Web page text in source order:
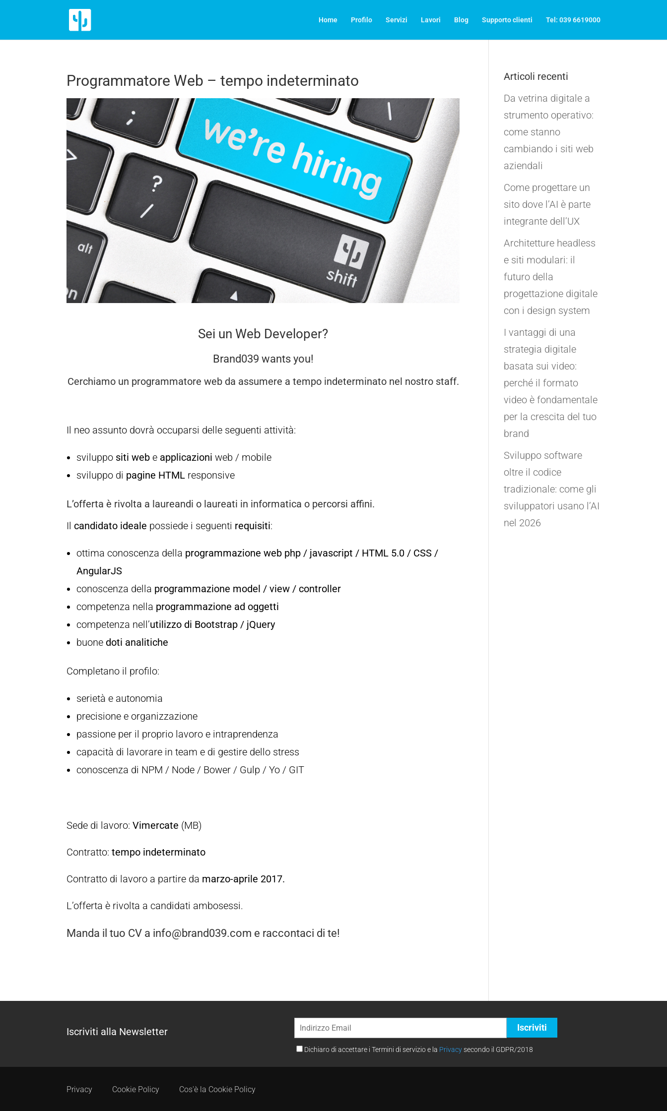
Home Profilo Servizi Lavori Blog Supporto clienti Tel: 039 6619000
Programmatore Web – tempo indeterminato
Sei un Web Developer?
Brand039 wants you!
Cerchiamo un programmatore webda assumere a tempo indeterminatonel nostro staff.
Il neo assunto dovrà occuparsi delle seguenti attività:
sviluppo siti web e applicazioni web / mobile
sviluppo di pagine HTML responsive
L’offerta è rivolta a laureandi o laureati in informatica o percorsi affini.
Il candidato ideale possiede i seguenti requisiti:
ottima conoscenza della programmazione web php / javascript / HTML 5.0 / CSS /
AngularJS
conoscenza della programmazione model / view / controller
competenza nella programmazione ad oggetti
competenza nell’utilizzo di Bootstrap / jQuery
buone doti analitiche
Completano il profilo:
serietà e autonomia
precisione e organizzazione
passione per il proprio lavoro e intraprendenza
capacità di lavorare in team e di gestire dello stress
conoscenza di NPM / Node / Bower / Gulp / Yo / GIT
Sede di lavoro:Vimercate (MB)
Contratto: tempo indeterminato
Contratto di lavoro a partire da marzo-aprile 2017.
L’offerta è rivolta a candidati ambosessi.
Manda il tuo CV a info@brand039.com e raccontaci di te!
Articoli recenti
Da vetrina digitale a
strumento operativo:
come stanno
cambiando i siti web
aziendali
Come progettare un
sito dove l’AI è parte
integrante dell’UX
Architetture headless
e siti modulari: il
futuro della
progettazione digitale
con i design system
I vantaggi di una
strategia digitale
basata sui video:
perché il formato
video è fondamentale
per la crescita del tuo
brand
Sviluppo software
oltre il codice
tradizionale: come gli
sviluppatori usano l’AI
nel 2026
Iscriviti alla Newsletter
Dichiaro di accettare i Termini di servizio e la Privacysecondo il GDPR/2018
Privacy Cookie Policy Cos'è la Cookie Policy